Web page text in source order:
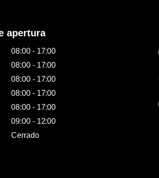
apertura
08:00 - 17:00
08:00 - 17:00
08:00 - 17:00
08:00 - 17:00
08:00 - 17:00
09:00 - 12:00
Cerrado